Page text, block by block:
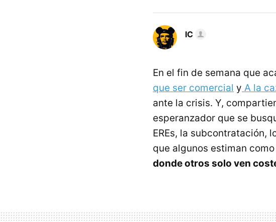
IC
En el fin de semana que
que ser comercial y A la
ante la crisis. Y,
esperanzador que se
EREs, la subcontratación,
que algunos estiman
donde otros solo ven